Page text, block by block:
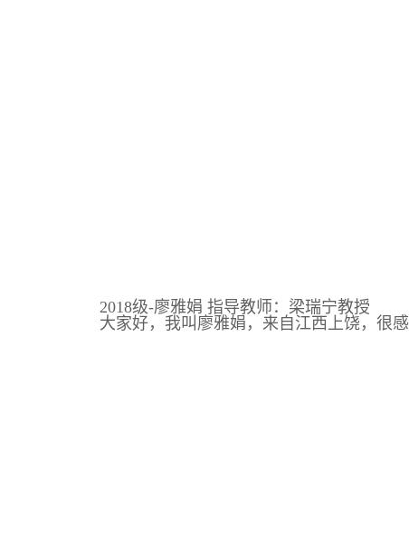
2018级-廖雅娟 指导教师：梁瑞宁教授
大家好，我叫廖雅娟，来自江西上饶，很